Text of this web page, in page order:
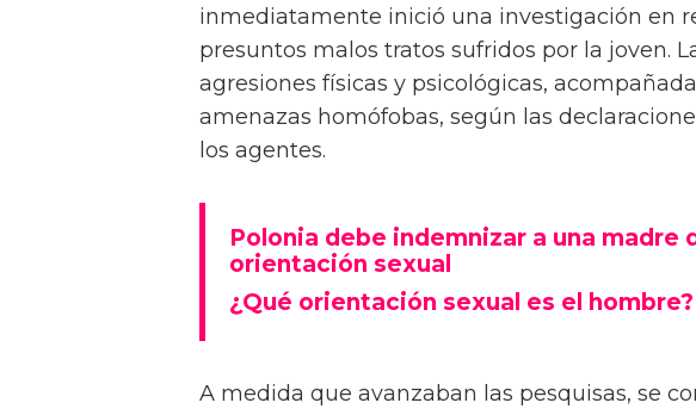
inmediatamente inició una investigación en
presuntos malos tratos sufridos por la joven.
agresiones físicas y psicológicas,
amenazas homófobas, según las
los agentes.
Polonia debe indemnizar a una madre
orientación sexual
¿Qué orientación sexual es el hombre?
A medida que avanzaban las pesquisas, se